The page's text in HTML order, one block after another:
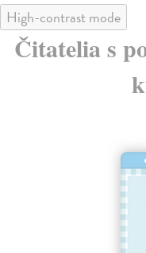
High-contrast mode
Čitatelia s